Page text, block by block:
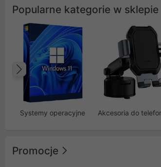
Popularne kategorie w sklepie
Systemy operacyjne
Poprzedni
Promocje